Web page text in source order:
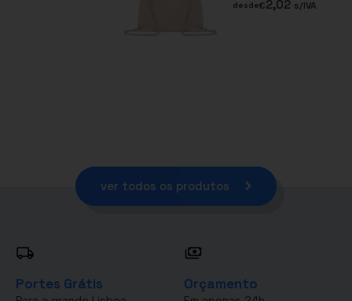
desde€2,02 s/IVA
ver todos os produtos
Portes Grátis Orçamento